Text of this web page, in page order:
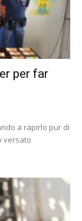
per far
a rapirlo pur di
versato